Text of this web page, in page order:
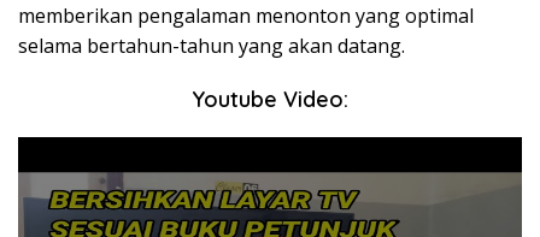
memberikan pengalaman menonton yang optimal
selama bertahun-tahun yang akan datang.
Youtube Video: